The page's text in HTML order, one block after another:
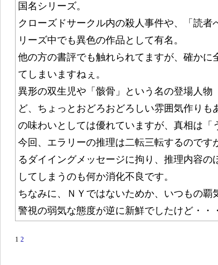
国名シリーズ。
クローズドサークル内の殺人事件や、「読者
リーズ中でも異色の作品として有名。
他の方の書評でも触れられてますが、確かに
てしまいますねぇ。
異形の双生児や「骸骨」という名の登場人物
ど、ちょっとおどろおどろしい雰囲気作りも
の味わいとしては優れていますが、真相は「
今回、エラリーの推理は二転三転するのです
るダイイングメッセージに拘り、推理内容の
してしまうのも何か消化不良です。
ちなみに、ＮＹではないためか、いつもの覇
警視の弱気な態度が逆に新鮮でしたけど・・
1 2